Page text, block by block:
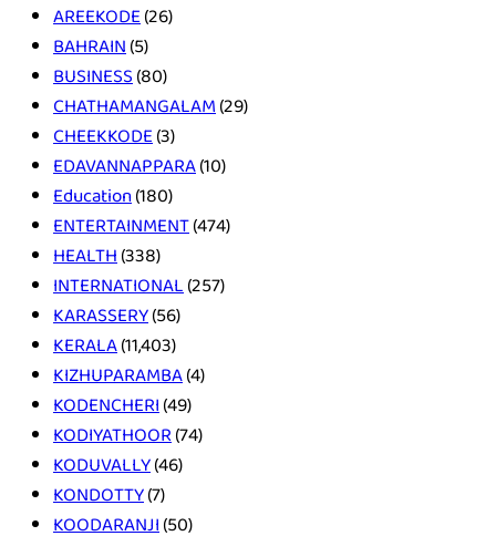
AREEKODE (26)
BAHRAIN (5)
BUSINESS (80)
CHATHAMANGALAM (29)
CHEEKKODE (3)
EDAVANNAPPARA(10)
Education(180)
ENTERTAINMENT(474)
HEALTH (338)
INTERNATIONAL (257)
KARASSERY(56)
KERALA(11,403)
KIZHUPARAMBA(4)
KODENCHERI (49)
KODIYATHOOR(74)
KODUVALLY(46)
KONDOTTY(7)
KOODARANJI (50)